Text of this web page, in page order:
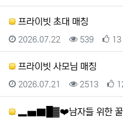
프라이빗 초대 매칭
등록일
2026.07.22 조회
539 추천
13
프라이빗 사모님 매칭
등록일
2026.07.21 조회
2513 추
▂▅▇█▓❤️남자들 위한